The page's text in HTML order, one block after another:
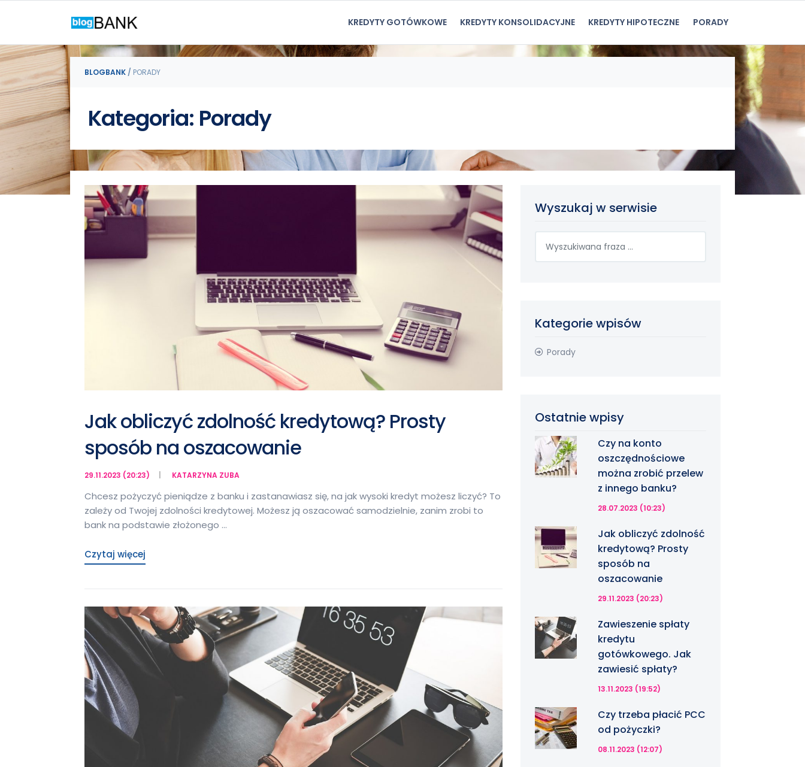
KREDYTY GOTÓWKOWE KREDYTY KONSOLIDACYJNE KREDYTY HIPOTECZNE PORADY
BLOGBANK / PORADY
Kategoria: Porady
Jak obliczyć zdolność kredytową? Prosty
sposób na oszacowanie
29.11.2023 (20:23) KATARZYNA ZUBA
Chcesz pożyczyć pieniądze z banku i zastanawiasz się, na jak wysoki kredyt możesz liczyć? To
zależy od Twojej zdolności kredytowej. Możesz ją oszacować samodzielnie, zanim zrobi to
bank na podstawie złożonego …
Czytaj więcej
Wyszukaj w serwisie
Kategorie wpisów
Porady
Ostatnie wpisy
Czy na konto
oszczędnościowe
można zrobić przelew
z innego banku?
28.07.2023 (10:23)
Jak obliczyć zdolność
kredytową? Prosty
sposób na
oszacowanie
29.11.2023 (20:23)
Zawieszenie spłaty
kredytu
gotówkowego. Jak
zawiesić spłaty?
13.11.2023 (19:52)
Czy trzeba płacić PCC
od pożyczki?
08.11.2023 (12:07)